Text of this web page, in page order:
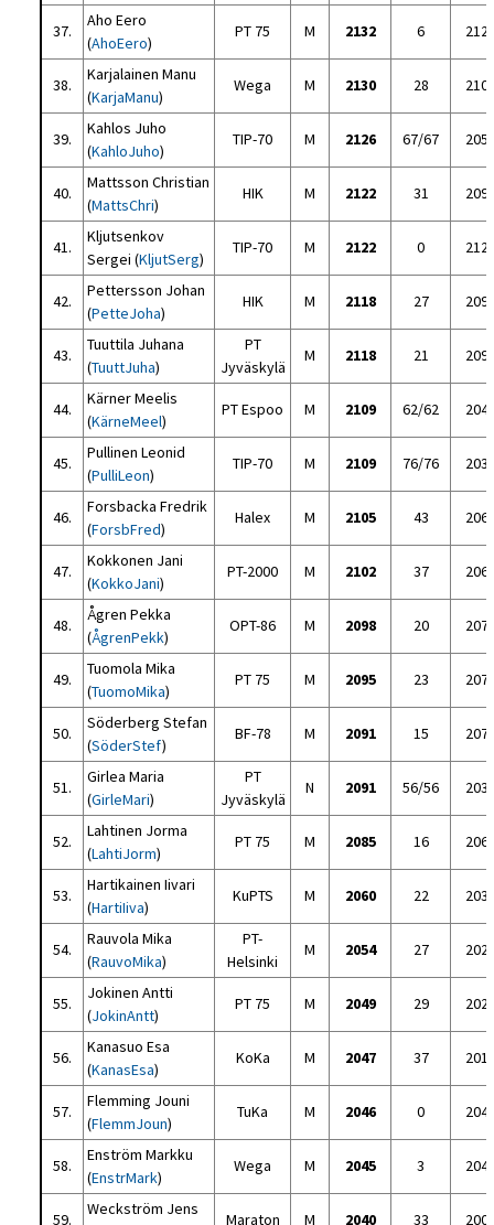
37.
Aho Eero
(AhoEero)
PT 75 M 2132 6
38.
Karjalainen Manu
(KarjaManu)
Wega M 2130 28
39.
Kahlos Juho
(KahloJuho)
TIP-70 M 2126 67/67
40.
Mattsson Christian
(MattsChri)
HIK M 2122 31
41.
Kljutsenkov
Sergei (KljutSerg)
TIP-70 M 2122 0
42.
Pettersson Johan
(PetteJoha)
HIK M 2118 27
43.
Tuuttila Juhana
(TuuttJuha)
PT
Jyväskylä
M 2118 21
44.
Kärner Meelis
(KärneMeel)
PT Espoo M 2109 62/62
45.
Pullinen Leonid
(PulliLeon)
TIP-70 M 2109 76/76
46.
Forsbacka Fredrik
(ForsbFred)
Halex M 2105 43
47.
Kokkonen Jani
(KokkoJani)
PT-2000 M 2102 37
48.
Ågren Pekka
(ÅgrenPekk)
OPT-86 M 2098 20
49.
Tuomola Mika
(TuomoMika)
PT 75 M 2095 23
50.
Söderberg Stefan
(SöderStef)
BF-78 M 2091 15
51.
Girlea Maria
(GirleMari)
PT
Jyväskylä
N 2091 56/56
52.
Lahtinen Jorma
(LahtiJorm)
PT 75 M 2085 16
53.
Hartikainen Iivari
(HartiIiva)
KuPTS M 2060 22
54.
Rauvola Mika
(RauvoMika)
PT-
Helsinki
M 2054 27
55.
Jokinen Antti
(JokinAntt)
PT 75 M 2049 29
56.
Kanasuo Esa
(KanasEsa)
KoKa M 2047 37
57.
Flemming Jouni
(FlemmJoun)
TuKa M 2046 0
58.
Enström Markku
(EnstrMark)
Wega M 2045 3
59.
Weckström Jens
Maraton M 2040 33